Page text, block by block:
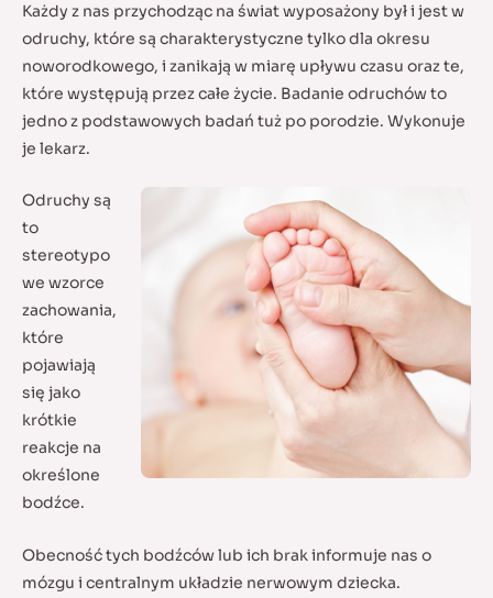
Każdy z nas przychodząc na świat wyposażony był i jest w
odruchy, które są charakterystyczne tylko dla okresu
noworodkowego, i zanikają w miarę upływu czasu oraz te,
które występują przez całe życie. Badanie odruchów to
jedno z podstawowych badań tuż po porodzie. Wykonuje
je lekarz.
Odruchy są
to
stereotypo
we wzorce
zachowania,
które
pojawiają
się jako
krótkie
reakcje na
określone
bodźce.
Obecność tych bodźców lub ich brak informuje nas o
mózgu i centralnym układzie nerwowym dziecka.